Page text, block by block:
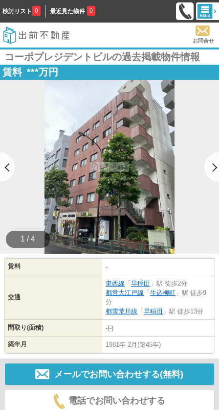
検討リスト 0 最近見た物件 0
お問合せ
コーポプレジデントビルの過去掲載物件情報
賃料 ***万円
1 / 4
賃料 -
交通
東西線 「 早稲田 」駅 徒歩2分
都営大江戸線 「 牛込柳町 」駅 徒歩9
分
都電荒川線 「 早稲田 」駅 徒歩13分
間取り(面積) -(-)
築年月 1981年 2月(築45年)
メールでお問い合わせする(無料)
電話でお問い合わせする